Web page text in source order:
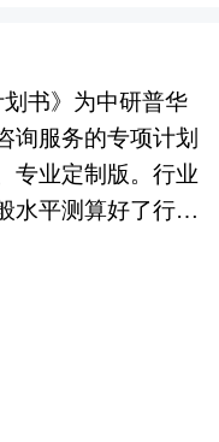
提供有建设性的
准确的市场分析内
工程设计行业长
需求、供给、经营
链等多方面的内
程设计行业研究报
深入的了解工程设
会，规避经营风
设计行业报告是从
程设计行业各种相
演等增值服务，
竞争力。
结构、市场特点
竞争格局、竞争组
析、用户分析、替
动因素、行业渠道
性、行业偿债能
、行业风险分析、
、投资建议等。报
容客观、公正、系
咨询服务行业的市
研究咨询报告由
实的显示屏。但随
势识别或实时翻译
势是向轻量化、高
示屏技术和电池技
佩戴体验更好。
的智能交互能力
导航等服务。未
到广泛应用，还
景落地。 预计未
发式增长。全球
划书》为中研普华
询服务的专项计划
专业定制版。行业
水平测算好了行业
计划书，企业可以
可以作为项目计划
体项目要求专项编
合理报价，为企业
指引服务。 本计
批国家资金——国